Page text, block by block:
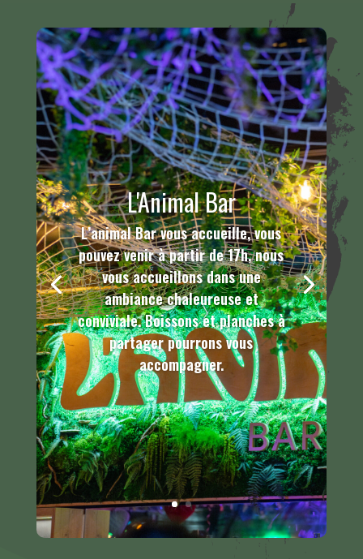
L'Animal Bar
L’animal Bar vous accueille, vous
pouvez venir à partir de 17h, nous
vous accueillons dans une
ambiance chaleureuse et
conviviale. Boissons et planches à
partager pourrons vous
accompagner.